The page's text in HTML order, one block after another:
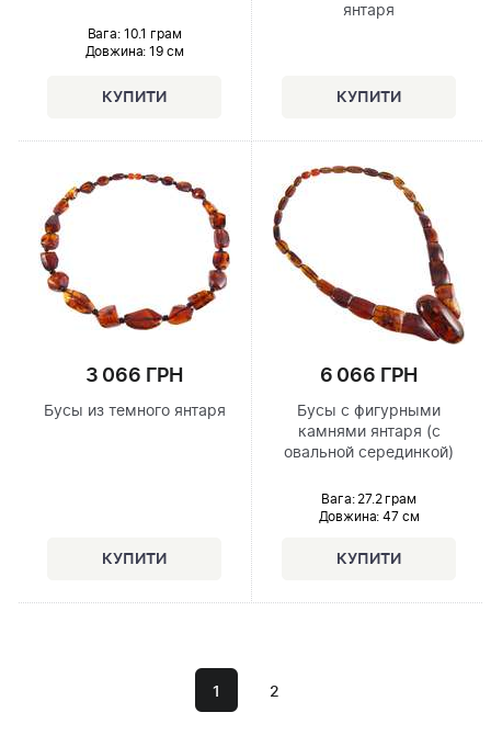
Вага: 10.1 грам
Довжина: 19 см
янтаря
3 066 ГРН
Бусы из темного янтаря
6 066 ГРН
Бусы с фигурными
камнями янтаря (с
овальной серединкой)
Вага: 27.2 грам
Довжина: 47 см
1 2